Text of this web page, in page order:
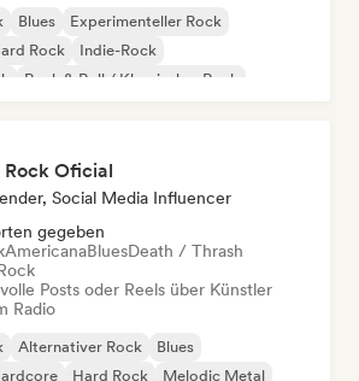
Blues
Experimenteller Rock
Rock
Indie-Rock
Rock & Roll / Klassischer Rock
Rock Oficial
Social Media Influencer
gegeben
AmericanaBluesDeath / Thrash
Posts oder Reels über Künstler
Radio
Alternativer Rock
Blues
Hard Rock Melodic Metal